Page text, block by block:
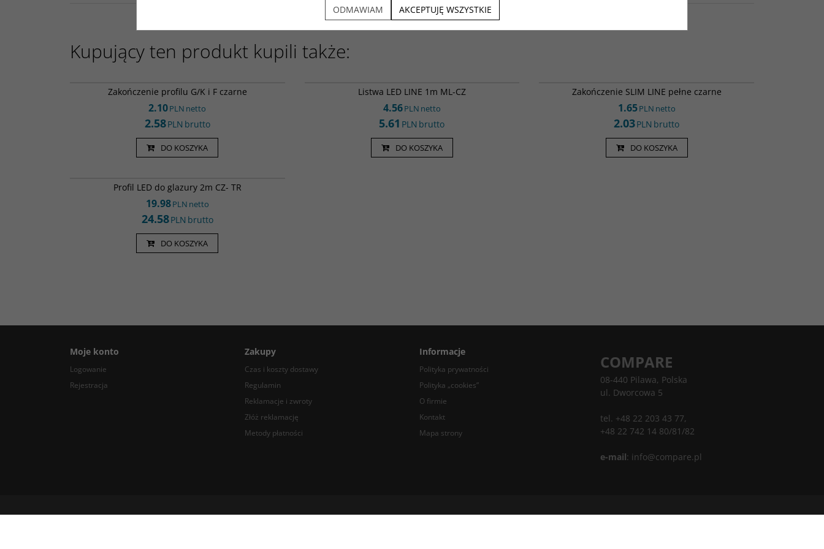
Kupujący ten produkt kupili także:
Zakończenie profilu G/K i F czarne
2.10PLN netto
2.58PLN brutto
DO KOSZYKA
Listwa LED LINE 1m ML-CZ
4.56PLN netto
5.61 PLN brutto
DO KOSZYKA
Zakończenie SLIM LINE pełne czarne
1.65PLN netto
2.03PLN brutto
DO KOSZYKA
Profil LED do glazury 2m CZ- TR
19.98PLN netto
24.58PLN brutto
DO KOSZYKA
Moje konto
Logowanie
Rejestracja
Zakupy
Czas i koszty dostawy
Regulamin
Reklamacje i zwroty
Złóż reklamację
Metody płatności
Informacje
Polityka prywatności
Polityka „cookies”
O firmie
Kontakt
Mapa strony
COMPARE
08-440 Pilawa, Polska
ul. Dworcowa 5
tel. +48 22 203 43 77,
+48 22 742 14 80/81/82
e-mail: info@compare.pl
ODMAWIAM AKCEPTUJĘ WSZYSTKIE